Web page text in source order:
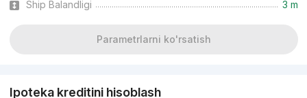
Ship Balandligi
3 m
Parametrlarni ko'rsatish
Ipoteka kreditini hisoblash